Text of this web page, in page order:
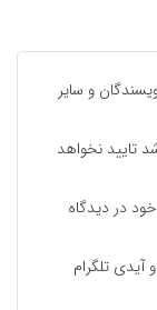
و سایر
تایید نخواهد
در دیدگاه
آیدی تلگرام